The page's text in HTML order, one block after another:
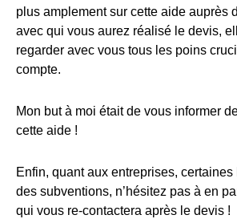
plus amplement sur cette aide auprès
avec qui vous aurez réalisé le devis,
regarder avec vous tous les poins
compte.
Mon but à moi était de vous informer
cette aide !
Enfin, quant aux entreprises,
des subventions, n’hésitez pas à en
qui vous re-contactera après le devis !